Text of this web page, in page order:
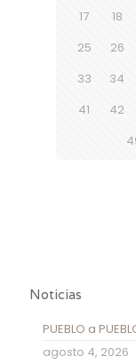
17
18
25
26
33
34
41
42
Noticias
PUEBLO a
agosto 4, 2026